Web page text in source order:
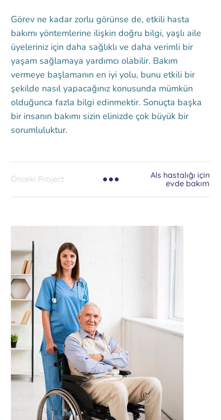
Görev ne kadar zorlu görünse de, etkili hasta
bakımı yöntemlerine ilişkin doğru bilgi, yaşlı aile
üyeleriniz için daha sağlıklı ve daha verimli bir
yaşam sağlamaya yardımcı olabilir. Bakım
vermeye başlamanın en iyi yolu, bunu etkili bir
şekilde nasıl yapacağınız konusunda mümkün
olduğunca fazla bilgi edinmektir. Sonuçta başka
bir insanın bakımı sizin elinizde çok büyük bir
sorumluluktur.
Önceki Project
Als hastalığı için
evde bakım